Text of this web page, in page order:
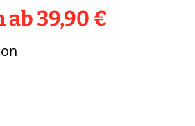
ab 39,90 €